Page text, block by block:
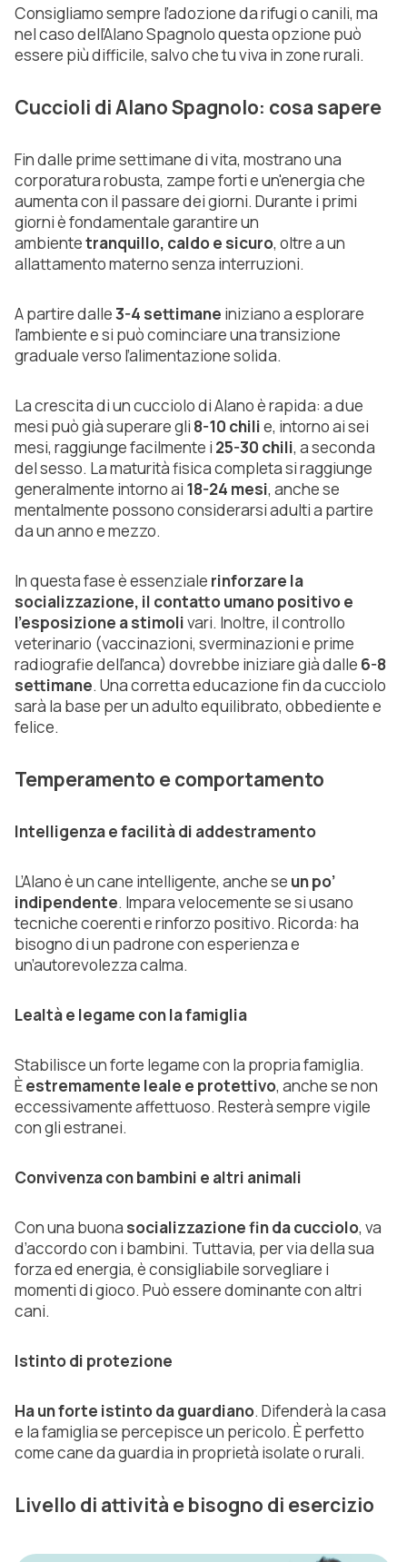
Consigliamo sempre l’adozione da rifugi o canili, ma
nel caso dell’Alano Spagnolo questa opzione può
essere più difficile, salvo che tu viva in zone rurali.
Cuccioli di Alano Spagnolo: cosa sapere
Fin dalle prime settimane di vita, mostrano una
corporatura robusta, zampe forti e un'energia che
aumenta con il passare dei giorni. Durante i primi
giorni è fondamentale garantire un
ambientetranquillo, caldo e sicuro, oltre a un
allattamento materno senza interruzioni.
A partire dalle3-4 settimane iniziano a esplorare
l’ambiente e si può cominciare una transizione
graduale verso l’alimentazione solida.
La crescita di un cucciolo di Alano è rapida: a due
mesi può già superare gli 8-10 chilie, intorno ai sei
mesi, raggiunge facilmente i 25-30 chili, a seconda
del sesso. La maturità fisica completa si raggiunge
generalmente intorno ai 18-24 mesi, anche se
mentalmente possono considerarsi adulti a partire
da un anno e mezzo.
In questa fase è essenziale rinforzare la
socializzazione, il contatto umano positivo e
l’esposizione a stimolivari. Inoltre, il controllo
veterinario (vaccinazioni, sverminazioni e prime
radiografie dell’anca) dovrebbe iniziare già dalle 6-8
settimane. Una corretta educazione fin da cucciolo
sarà la base per un adulto equilibrato, obbediente e
felice.
Temperamento e comportamento
Intelligenza e facilità di addestramento
L’Alano è un cane intelligente, anche se un po’
indipendente. Impara velocemente se si usano
tecniche coerenti e rinforzo positivo. Ricorda: ha
bisogno di un padrone con esperienza e
un’autorevolezza calma.
Lealtà e legame con la famiglia
Stabilisce un forte legame con la propria famiglia.
Èestremamente leale e protettivo, anche se non
eccessivamente affettuoso. Resterà sempre vigile
con gli estranei.
Convivenza con bambini e altri animali
Con una buona socializzazione fin da cucciolo, va
d’accordo con i bambini. Tuttavia, per via della sua
forza ed energia, è consigliabile sorvegliare i
momenti di gioco. Può essere dominante con altri
cani.
Istinto di protezione
Ha un forte istinto da guardiano. Difenderà la casa
e la famiglia se percepisce un pericolo. È perfetto
come cane da guardia in proprietà isolate o rurali.
Livello di attività e bisogno di esercizio